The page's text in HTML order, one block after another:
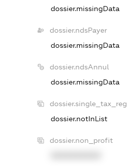
dossier.missingData
dossier.ndsPayer
dossier.missingData
dossier.ndsAnnul
dossier.missingData
dossier.single_tax_reg
dossier.notInList
dossier.non_profit